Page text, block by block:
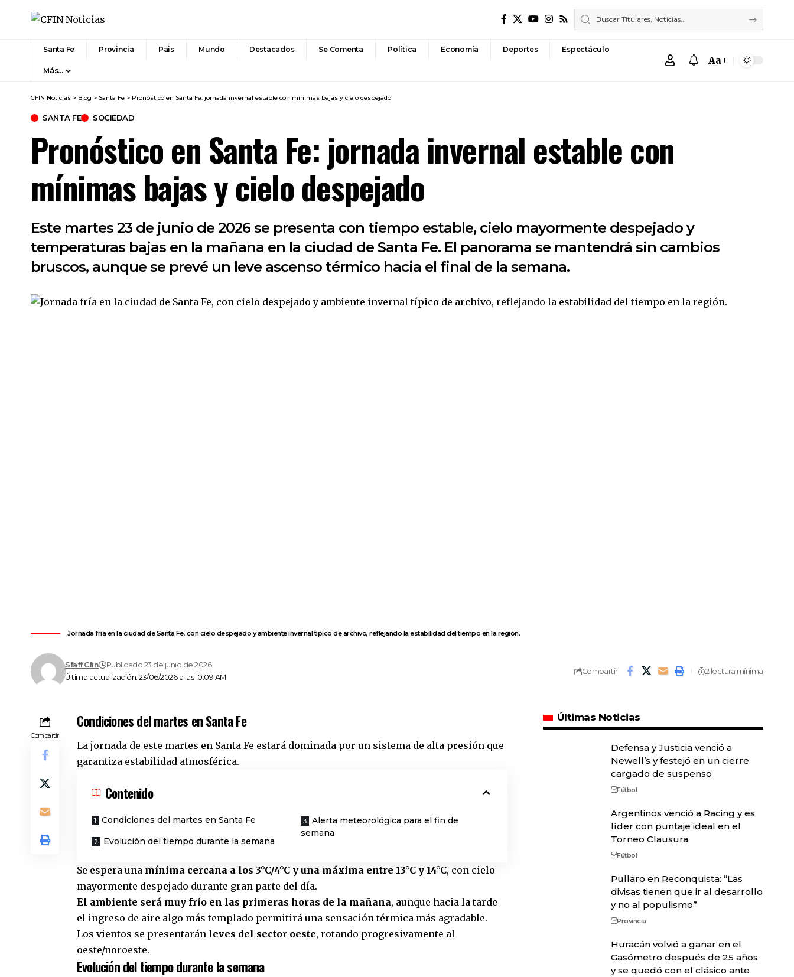
Santa Fe Provincia Pais Mundo Destacados Se Comenta Política Economía Deportes Espectáculo
Más…
Font
Aa
CFIN Noticias > Blog > Santa Fe > Pronóstico en Santa Fe: jornada invernal estable con mínimas bajas y cielo despejado
SANTA FE SOCIEDAD
Pronóstico en Santa Fe: jornada invernal estable con
mínimas bajas y cielo despejado
Este martes 23 de junio de 2026 se presenta con tiempo estable, cielo mayormente despejado y
temperaturas bajas en la mañana en la ciudad de Santa Fe. El panorama se mantendrá sin cambios
bruscos, aunque se prevé un leve ascenso térmico hacia el final de la semana.
Jornada fría en la ciudad de Santa Fe, con cielo despejado y ambiente invernal típico de archivo, reflejando la estabilidad del tiempo en la región.
Última actualización: 23/06/2026 a las 10:09 AM
Sfaff Cfin Publicado 23 de junio de 2026
Compartir 2 lectura mínima
Compartir
Condiciones del martes en Santa Fe
La jornada de este martes en Santa Fe estará dominada por un sistema de alta presión que
garantiza estabilidad atmosférica.
Contenido
Condiciones del martes en Santa Fe
Evolución del tiempo durante la semana
Alerta meteorológica para el fin de
semana
Se espera una mínima cercana a los 3°C/4°C y una máxima entre 13°C y 14°C, con cielo
mayormente despejado durante gran parte del día.
El ambiente será muy frío en las primeras horas de la mañana, aunque hacia la tarde
el ingreso de aire algo más templado permitirá una sensación térmica más agradable.
Los vientos se presentarán leves del sector oeste, rotando progresivamente al
oeste/noroeste.
Evolución del tiempo durante la semana
Últimas Noticias
Defensa y Justicia venció a
Newell’s y festejó en un cierre
cargado de suspenso
Fútbol
Argentinos venció a Racing y es
líder con puntaje ideal en el
Torneo Clausura
Fútbol
Pullaro en Reconquista: “Las
divisas tienen que ir al desarrollo
y no al populismo”
Provincia
Huracán volvió a ganar en el
Gasómetro después de 25 años
y se quedó con el clásico ante